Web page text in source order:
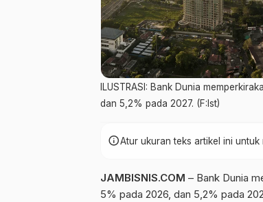
ILUSTRASI: Bank Dunia
dan 5,2% pada 2027. (F:Ist)
infoAtur ukuran teks artikel ini
JAMBISNIS.COM – Bank Dunia
5% pada 2026, dan 5,2% pada